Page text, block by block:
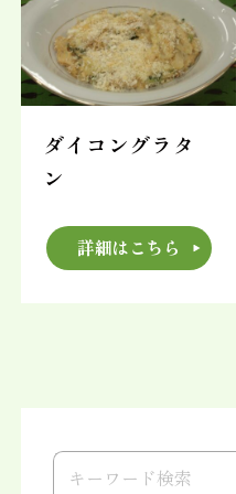
ダイコングラタ
ン
詳細はこちら